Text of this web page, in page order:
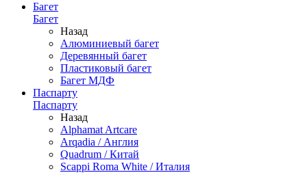
Багет
Багет
Назад
Алюминиевый багет
Деревянный багет
Пластиковый багет
Багет МДФ
Паспарту
Паспарту
Назад
Alphamat Artcare
Arqadia / Англия
Quadrum / Китай
Scappi Roma White / Италия